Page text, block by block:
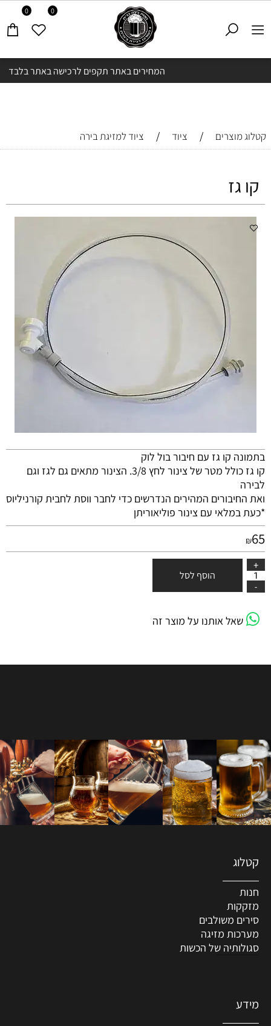
המחירים באתר תקפים לרכישה באתר בלבד
0 0
קטלוג מוצרים / ציוד / ציוד למזיגת בירה
קו גז
בתמונה קו גז עם חיבור בול לוק
קו גז כולל מטר של צינור לחץ 3/8. הצינור מתאים גם לגז וגם
לבירה
ואת החיבורים המהירים הנדרשים כדי לחבר ווסת לחבית קורניליוס
*כעת במלאי עם צינור פוליאוריתן
₪65
הוסף לסל
שאל אותנו על מוצר זה
קטלוג
חנות
מזקקות
סירים משולבים
מערכות מזיגה
סגולותיה של הכשות
מידע